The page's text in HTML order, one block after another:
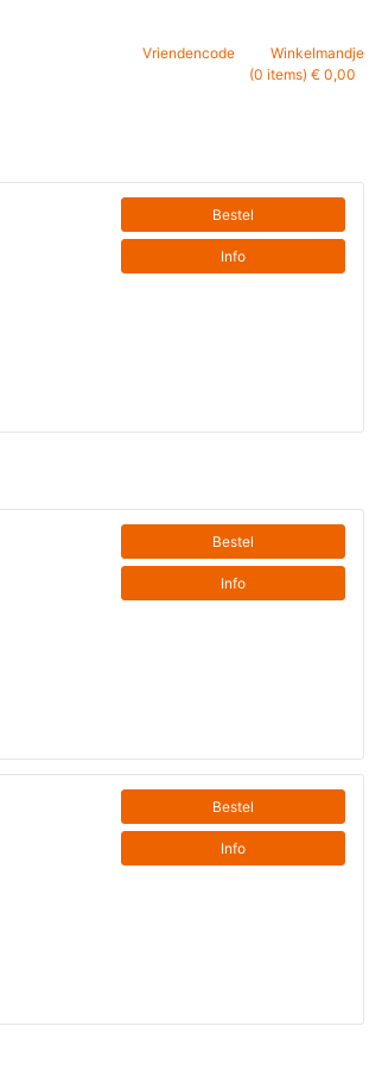
Vriendencode
Winkelmandje
(0 items) € 0,00
Bestel
Info
Bestel
Info
Bestel
Info